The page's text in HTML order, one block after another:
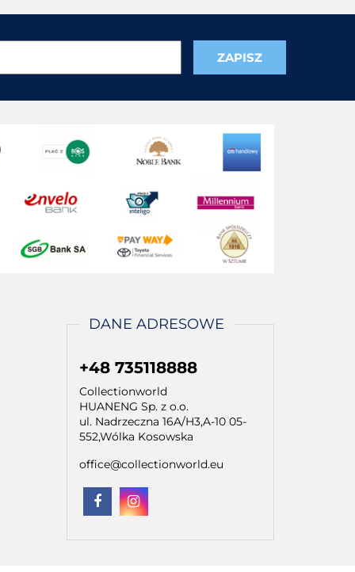
DANE ADRESOWE
+48 735118888
Collectionworld
HUANENG Sp. z o.o.
ul. Nadrzeczna 16A/H3,A-10 05-
552,Wólka Kosowska
office@collectionworld.eu